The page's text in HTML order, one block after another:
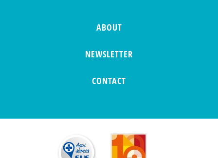
ABOUT
NEWSLETTER
CONTACT